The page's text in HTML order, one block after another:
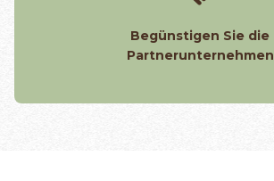
Begünstigen Sie die
Partnerunternehmen